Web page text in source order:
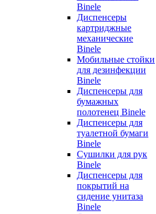
Binele
Диспенсеры
картриджные
механические
Binele
Мобильные стойки
для дезинфекции
Binele
Диспенсеры для
бумажных
полотенец Binele
Диспенсеры для
туалетной бумаги
Binele
Сушилки для рук
Binele
Диспенсеры для
покрытий на
сидение унитаза
Binele